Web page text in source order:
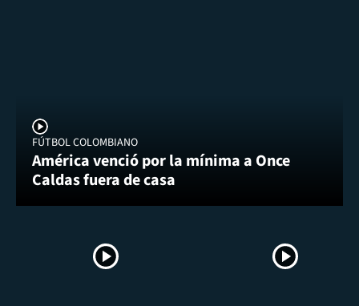
FÚTBOL COLOMBIANO
América venció por la mínima a Once
Caldas fuera de casa